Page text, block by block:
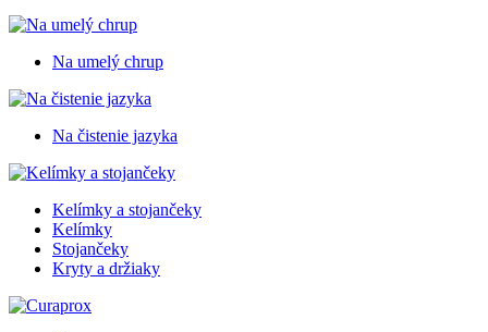
Na umelý chrup
Na čistenie jazyka
Kelímky a stojančeky
Kelímky
Stojančeky
Kryty a držiaky